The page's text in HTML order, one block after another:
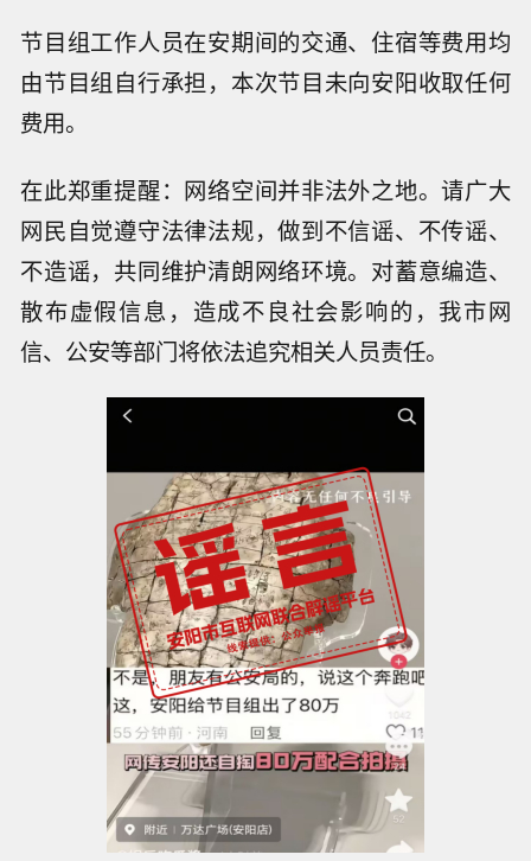
节目组工作人员在安期间的交通、住宿等费用均
由节目组自行承担，本次节目未向安阳收取任何
费用。
在此郑重提醒：网络空间并非法外之地。请广大
网民自觉遵守法律法规，做到不信谣、不传谣、
不造谣，共同维护清朗网络环境。对蓄意编造、
散布虚假信息，造成不良社会影响的，我市网
信、公安等部门将依法追究相关人员责任。
布伦特原油暗盘突破82美元，日内涨超
0.7%。